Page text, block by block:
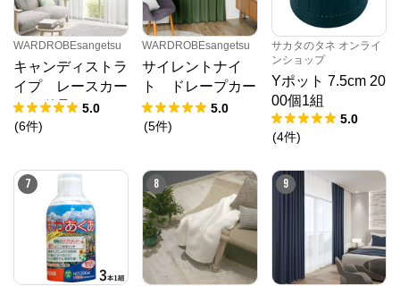
WARDROBEsangetsu
キャンディストラ
イプ レースカー
テン単品
5.0
(6件)
WARDROBEsangetsu
サイレントナイ
ト ドレープカー
テン
5.0
(5件)
サカタのタネ オンライ
ンショップ
Yポット 7.5cm 20
00個1組
5.0
(4件)
7 8 9